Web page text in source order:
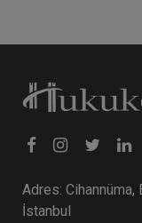
Adres: Cihannüma,
İstanbul